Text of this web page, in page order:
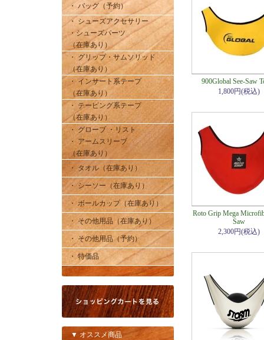
・ バッグ（予約）
・ シューズアクセサリー
・シューズパーツ
（在庫あり）
・ グリップ・サムソリッド
（在庫あり）
・ インサート系テープ
（在庫あり）
・ テーピング系テープ
（在庫あり）
・ グローブ ・リスト
・ アームスリーブ
（在庫あり）
・ タオル（在庫あり）
・ シーソー（在庫あり）
・ ボールカップ（在庫あり）
・ その他用品（在庫あり）
・ その他用品（予約）
・ 特価品
▼ オススメ商品
900Global See-Saw
1,800円(税込)
Roto Grip Mega
Saw
2,300円(税込)